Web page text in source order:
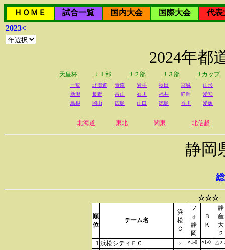
ＨＯＭＥ 試合一覧 国内大会 国際大会
代表
2023<
2024年都
天皇杯 Ｊ１部 Ｊ２部 Ｊ３部 Ｊカップ
一覧 北海道 青森 岩手 秋田 宮城
山形
新潟
長野 富山 石川 福井 静岡
愛知
島根
岡山 広島 山口 徳島 香川 愛媛
北海道 東北 関東 北信越
静岡
☆☆☆
順
位
チーム名
浜
松
Ｃ
フ
ォ
静
岡
Ｂ
Ｋ
静
産
大
２
1 浜松シティＦＣ × ○1-0 ○1-0 △2-